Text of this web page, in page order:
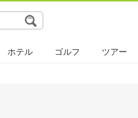
ホテル ゴルフ ツアー